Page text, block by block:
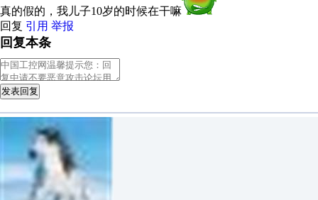
真的假的，我儿子10岁的时候在干嘛
回复 引用 举报
回复本条
发表回复